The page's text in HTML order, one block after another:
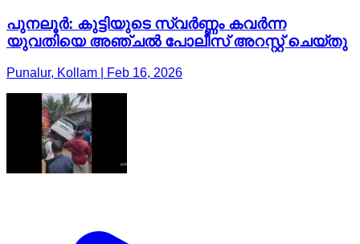
പുനലൂർ: കുട്ടിയുടെ സ്വർണ്ണം കവർന്ന
യുവതിയെ അഞ്ചൽ പോലീസ് അറസ്റ്റ് ചെയ്തു
Punalur, Kollam | Feb 16, 2026